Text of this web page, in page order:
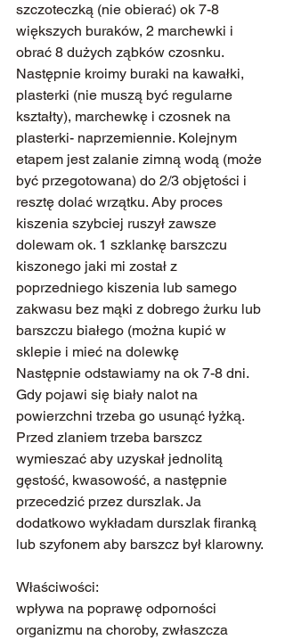
szczoteczką (nie obierać) ok 7-8
większych buraków, 2 marchewki i
obrać 8 dużych ząbków czosnku.
Następnie kroimy buraki na kawałki,
plasterki (nie muszą być regularne
kształty), marchewkę i czosnek na
plasterki- naprzemiennie. Kolejnym
etapem jest zalanie zimną wodą (może
być przegotowana) do 2/3 objętości i
resztę dolać wrzątku. Aby proces
kiszenia szybciej ruszył zawsze
dolewam ok. 1 szklankę barszczu
kiszonego jaki mi został z
poprzedniego kiszenia lub samego
zakwasu bez mąki z dobrego żurku lub
barszczu białego (można kupić w
sklepie i mieć na dolewkę
Następnie odstawiamy na ok 7-8 dni.
Gdy pojawi się biały nalot na
powierzchni trzeba go usunąć łyżką.
Przed zlaniem trzeba barszcz
wymieszać aby uzyskał jednolitą
gęstość, kwasowość, a następnie
przecedzić przez durszlak. Ja
dodatkowo wykładam durszlak firanką
lub szyfonem aby barszcz był klarowny.
Właściwości:
wpływa na poprawę odporności
organizmu na choroby, zwłaszcza